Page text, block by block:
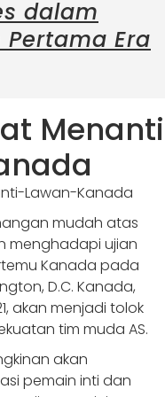
dalam
Era
Menanti
mudah atas
menghadapi ujian
Kanada pada
D.C. Kanada,
akan menjadi tolok
tim muda AS.
akan
pemain inti dan